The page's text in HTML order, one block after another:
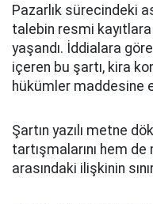
Pazarlık sürecindeki
talebin resmi
yaşandı. İddialara
içeren bu şartı, kira
hükümler maddesine
Şartın yazılı metne
tartışmalarını hem
arasındaki ilişkinin